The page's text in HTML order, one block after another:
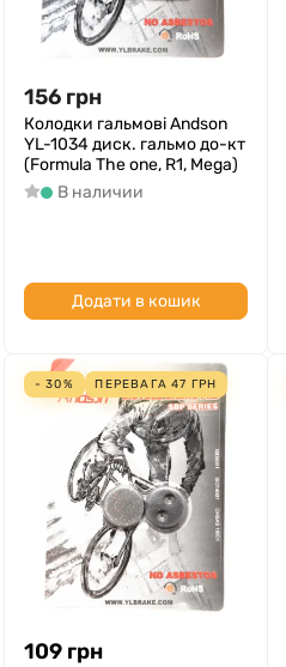
156 грн
Колодки гальмові Andson
YL-1034 диск. гальмо до-кт
(Formula The one, R1, Mega)
В наличии
Додати в кошик
- 30% ПЕРЕВАГА47 ГРН
109 грн